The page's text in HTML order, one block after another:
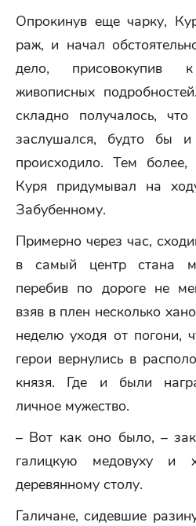
Опрокинув еще чарку,
раж, и начал
дело, присовокупив
живописных
складно получалось,
заслушался, будто бы
происходило. Тем
Куря придумывал на
Забубенному.
Примерно через час,
в самый центр стана
перебив по дороге не
взяв в плен несколько
неделю уходя от погони,
герои вернулись в
князя. Где и были
личное мужество.
– Вот как оно было, –
галицкую медовуху и
деревянному столу.
Галичане, сидевшие